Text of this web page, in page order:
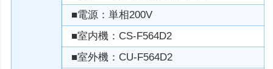
■電源：単相200V
■室内機：CS-F564D2
■室外機：CU-F564D2